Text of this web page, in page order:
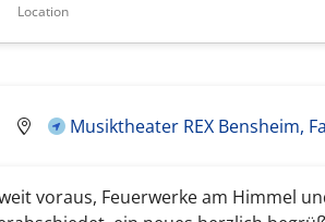
Location
Musiktheater REX Bensheim,
voraus, Feuerwerke am Himmel